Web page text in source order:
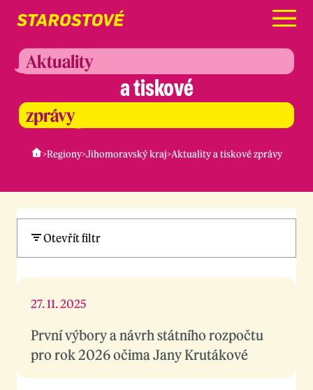
Menu
Aktuality
a tiskové
zprávy
>Regiony>Jihomoravský kraj>Aktuality a tiskové zprávy
Otevřít filtr
První výbory a návrh státního rozpočtu
pro rok 2026 očima Jany Krutákové
27. 11. 2025